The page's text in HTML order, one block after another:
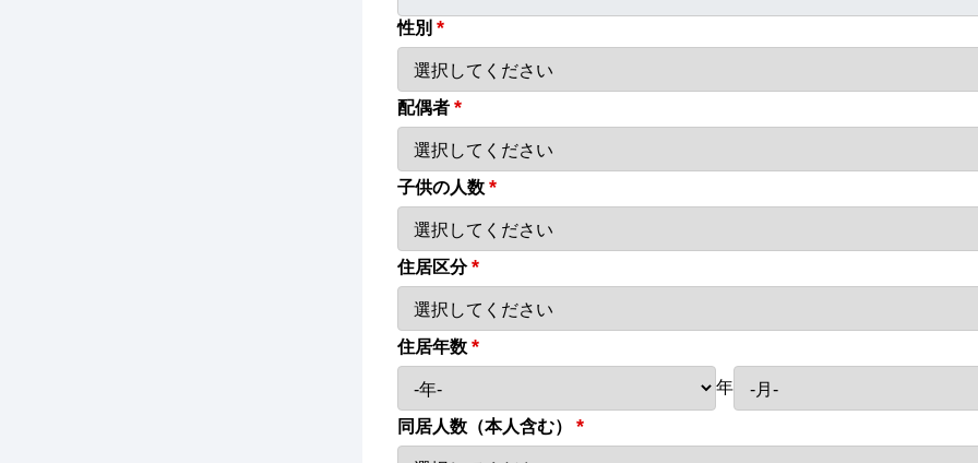
性別 *
配偶者 *
子供の人数 *
住居区分 *
住居年数 *
年
同居人数（本人含む） *